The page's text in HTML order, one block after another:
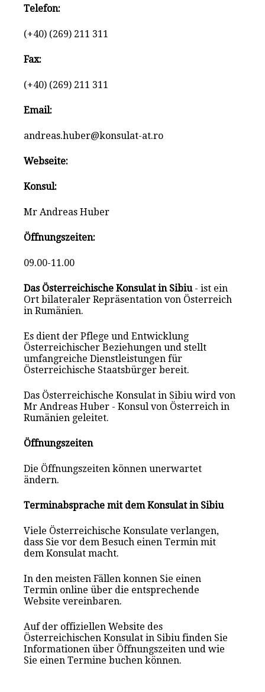
Telefon:
(+40) (269) 211 311
Fax:
(+40) (269) 211 311
Email:
andreas.huber@konsulat-at.ro
Webseite:
Konsul:
Mr Andreas Huber
Öffnungszeiten:
09.00-11.00
Das Österreichische Konsulat in Sibiu- ist ein
Ort bilateraler Repräsentation von Österreich
in Rumänien.
Es dient der Pflege und Entwicklung
Österreichischer Beziehungen und stellt
umfangreiche Dienstleistungen für
Österreichische Staatsbürger bereit.
Das Österreichische Konsulat in Sibiu wird von
Mr Andreas Huber - Konsul von Österreich in
Rumänien geleitet.
Öffnungszeiten
Die Öffnungszeiten können unerwartet
ändern.
Terminabsprache mit dem Konsulat in Sibiu
Viele Österreichische Konsulate verlangen,
dass Sie vor dem Besuch einen Termin mit
dem Konsulat macht.
In den meisten Fällen konnen Sie einen
Termin online über die entsprechende
Website vereinbaren.
Auf der offiziellen Website des
Österreichischen Konsulat in Sibiu finden Sie
Informationen über Öffnungszeiten und wie
Sie einen Termine buchen können.